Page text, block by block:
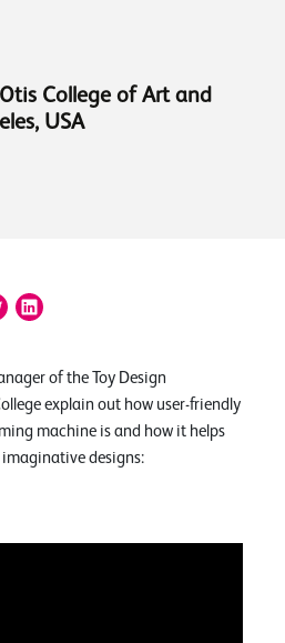
College of Art and
USA
of the Toy Design
explain out how user-friendly
machine is and how it helps
designs: